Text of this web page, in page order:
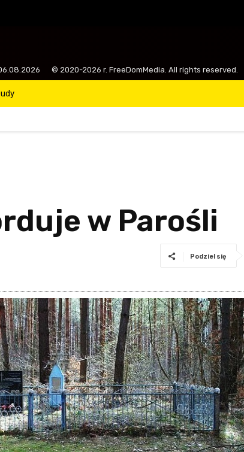
© 2020-2026 r. FreeDomMedia. All rights reserved.
w Parośli
Podziel się